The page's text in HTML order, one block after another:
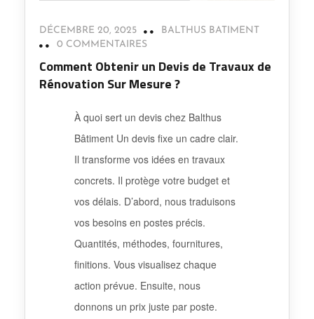
DÉCEMBRE 20, 2025
BALTHUS BATIMENT
0 COMMENTAIRES
Comment Obtenir un Devis de Travaux de
Rénovation Sur Mesure ?
À quoi sert un devis chez Balthus
Bâtiment Un devis fixe un cadre clair.
Il transforme vos idées en travaux
concrets. Il protège votre budget et
vos délais. D’abord, nous traduisons
vos besoins en postes précis.
Quantités, méthodes, fournitures,
finitions. Vous visualisez chaque
action prévue. Ensuite, nous
donnons un prix juste par poste.